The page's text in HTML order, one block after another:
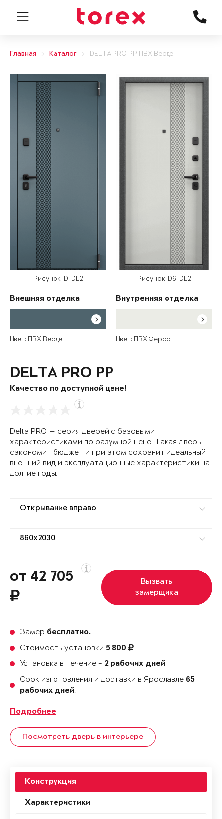
Главная Каталог DELTA PRO PP ПВХ Верде
Рисунок: D-DL2
Внешняя отделка
Цвет: ПВХ Верде
Рисунок: D6-DL2
Внутренняя отделка
Цвет: ПВХ Ферро
DELTA PRO PP
Качество по доступной цене!
Delta PRO — серия дверей с базовыми
характеристиками по разумной цене. Такая дверь
сэкономит бюджет и при этом сохранит идеальный
внешний вид и эксплуатационные характеристики на
долгие годы.
от 42 705
Вызвать
замерщика
Замер бесплатно.
Стоимость установки 5 800
Установка в течение - 2 рабочих дней
Срок изготовления и доставки в Ярославле 65
рабочих дней.
Подробнее
Посмотреть дверь в интерьере
Конструкция
Характеристики